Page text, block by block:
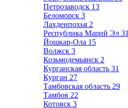
Петрозаводск 13
Беломорск 3
Лахденпохья 2
Республика Марий Эл 31
Йошкар-Ола 15
Волжск 3
Козьмодемьянск 2
Курганская область 31
Курган 27
Тамбовская область 29
Тамбов 22
Котовск 3